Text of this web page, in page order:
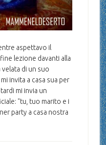
aspettavo il
lezione davanti alla
velata di un suo
invita a casa sua per
mi invia un
"tu, tuo marito e i
party a casa nostra